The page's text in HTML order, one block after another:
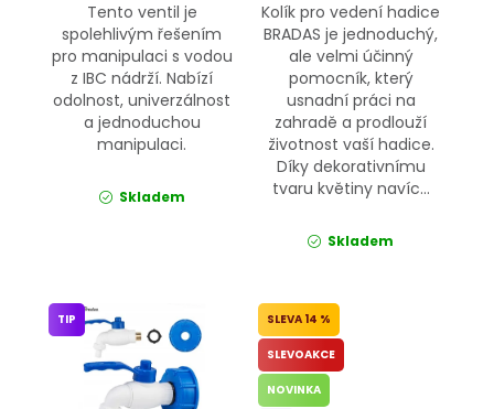
Tento ventil je
spolehlivým řešením
pro manipulaci s vodou
z IBC nádrží. Nabízí
odolnost, univerzálnost
a jednoduchou
manipulaci.
Skladem
Kolík pro vedení hadice
BRADAS je jednoduchý,
ale velmi účinný
pomocník, který
usnadní práci na
zahradě a prodlouží
životnost vaší hadice.
Díky dekorativnímu
tvaru květiny navíc...
Skladem
TIP 14 %
SLEVOAKCE
NOVINKA